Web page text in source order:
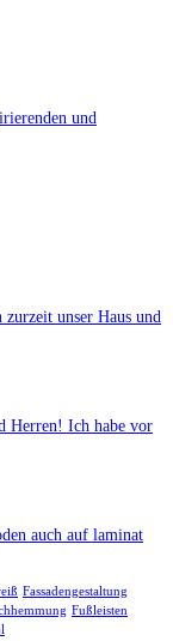
und
unser Haus und
Herren! Ich habe vor
auch auf laminat
Fassadengestaltung
Fußleisten